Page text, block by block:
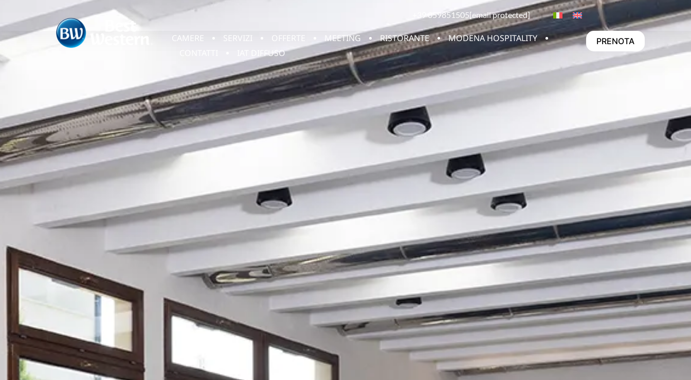
+39 059851505[email protected]
PRENOTA
CAMERE SERVIZI OFFERTE MEETING RISTORANTE
MODENA HOSPITALITY
IAT DIFFUSO